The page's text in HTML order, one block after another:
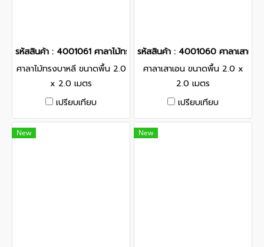
รหัสสินค้า : 4001061 ศาลาไม้ทรงบาหลี ขนาดพื้น 2.0 x 2.0 เมตร
ศาลาไม้ทรงบาหลี ขนาดพื้น 2.0
x 2.0 เมตร
เปรียบเทียบ
รหัสสินค้า : 4001060 ศาลาเสาเ
ศาลาเสาเอน ขนาดพื้น 2.0 x
2.0 เมตร
เปรียบเทียบ
New New